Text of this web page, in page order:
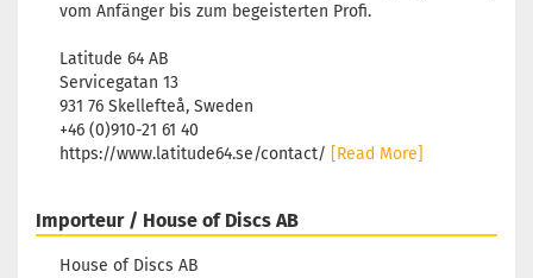
vom Anfänger bis zum begeisterten Profi.
Latitude 64 AB
Servicegatan 13
931 76 Skellefteå, Sweden
+46 (0)910-21 61 40
https://www.latitude64.se/contact/ [Read More]
Importeur / House of Discs AB
House of Discs AB